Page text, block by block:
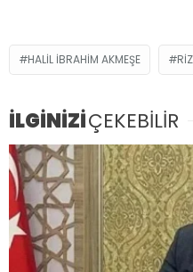
HALIL İBRAHIM AKMEŞE
İLGİNİZİÇEKEBİLİR